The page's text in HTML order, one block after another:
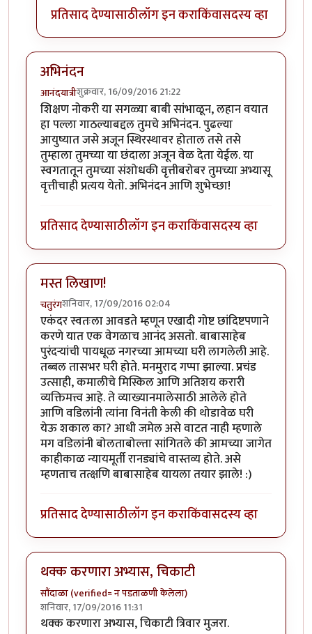
प्रतिसाद देण्यासाठीलॉग इन कराकिंवासदस्य व्हा
अभिनंदन
आनंदयात्रीशुक्रवार, 16/09/2016 21:22
शिक्षण नोकरी या सगळ्या बाबी सांभाळून, लहान वयात
हा पल्ला गाठल्याबद्दल तुमचे अभिनंदन. पुढल्या
आयुष्यात जसे अजून स्थिरस्थावर होताल तसे तसे
तुम्हाला तुमच्या या छंदाला अजून वेळ देता येईल. या
स्वगतातून तुमच्या संशोधकी वृत्तीबरोबर तुमच्या अभ्यासू
वृत्तीचाही प्रत्यय येतो. अभिनंदन आणि शुभेच्छा!
प्रतिसाद देण्यासाठीलॉग इन कराकिंवासदस्य व्हा
मस्त लिखाण!
चतुरंगशनिवार, 17/09/2016 02:04
एकंदर स्वतःला आवडते म्हणून एखादी गोष्ट छांदिष्टपणाने
करणे यात एक वेगळाच आनंद असतो. बाबासाहेब
पुरंदर्‍यांची पायधूळ नगरच्या आमच्या घरी लागलेली आहे.
तब्बल तासभर घरी होते. मनमुराद गप्पा झाल्या. प्रचंड
उत्साही, कमालीचे मिस्किल आणि अतिशय करारी
व्यक्तिमत्त्व आहे. ते व्याख्यानमालेसाठी आलेले होते
आणि वडिलांनी त्यांना विनंती केली की थोडावेळ घरी
येऊ शकाल का? आधी जमेल असे वाटत नाही म्हणाले
मग वडिलांनी बोलताबोल्ता सांगितले की आमच्या जागेत
काहीकाळ न्यायमूर्ती रानड्यांचे वास्तव्य होते. असे
म्हणताच तत्क्षणि बाबासाहेब यायला तयार झाले! :)
प्रतिसाद देण्यासाठीलॉग इन कराकिंवासदस्य व्हा
थक्क करणारा अभ्यास, चिकाटी
सौंदाळा (verified= न पडताळणी केलेला)
शनिवार, 17/09/2016 11:31
थक्क करणारा अभ्यास, चिकाटी त्रिवार मुजरा.